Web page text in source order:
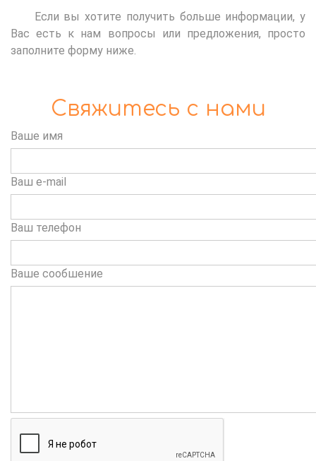
Если вы хотите получить больше информации, у
Вас есть к нам вопросы или предложения, просто
заполните форму ниже.
­Свяжитесь с нами
Ваше имя
Ваш e-mail
Ваш телефон
Ваше сообшение